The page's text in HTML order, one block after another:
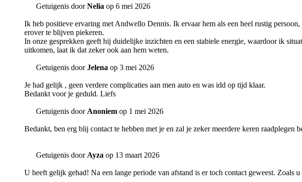
Getuigenis doorNelia op 6 mei 2026
Ik heb positieve ervaring met Andwello Dennis. Ik ervaar hem als een heel rustig
erover te blijven piekeren.
In onze gesprekken geeft hij duidelijke inzichten en een stabiele energie, waardoor ik
uitkomen, laat ik dat zeker ook aan hem weten.
Getuigenis doorJelena op 3 mei 2026
Je had gelijk , geen verdere complicaties aan men auto en was idd op tijd klaar.
Bedankt voor je geduld. Liefs
Getuigenis door Anoniem op 1 mei 2026
Bedankt, ben erg blij contact te hebben met je en zal je zeker meerdere keren raadplegen
Getuigenis door Ayza op 13 maart 2026
U heeft gelijk gehad! Na een lange periode van afstand is er toch contact geweest. Zoals